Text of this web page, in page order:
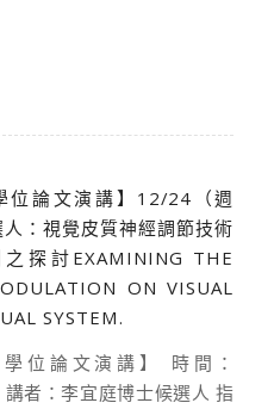
位論文演講】12/24（週
：視覺皮質神經調節技術
探討EXAMINING THE
ON VISUAL
SYSTEM.
位論文演講】 時間：
者：李宜庭博士候選人 指